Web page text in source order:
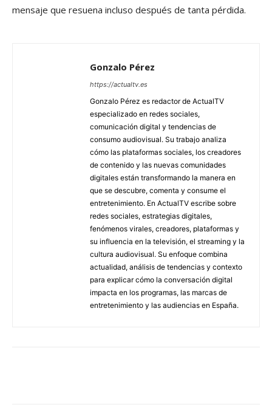
mensaje que resuena incluso después de tanta pérdida.
Gonzalo Pérez
https://actualtv.es
Gonzalo Pérez es redactor de ActualTV
especializado en redes sociales,
comunicación digital y tendencias de
consumo audiovisual. Su trabajo analiza
cómo las plataformas sociales, los creadores
de contenido y las nuevas comunidades
digitales están transformando la manera en
que se descubre, comenta y consume el
entretenimiento. En ActualTV escribe sobre
redes sociales, estrategias digitales,
fenómenos virales, creadores, plataformas y
su influencia en la televisión, el streaming y la
cultura audiovisual. Su enfoque combina
actualidad, análisis de tendencias y contexto
para explicar cómo la conversación digital
impacta en los programas, las marcas de
entretenimiento y las audiencias en España.